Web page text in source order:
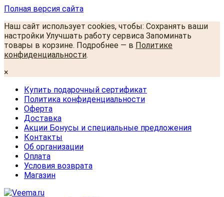
Полная версия сайта
Наш сайт использует cookies, чтобы: Сохранять ваши
настройки Улучшать работу сервиса Запоминать
товары в корзине. Подробнее — в Политике
конфиденциальности.
×
Купить подарочный сертификат
Политика конфиденциальности
Оферта
Доставка
Акции Бонусы и специальные предложения
Контакты
Об организации
Оплата
Условия возврата
Магазин